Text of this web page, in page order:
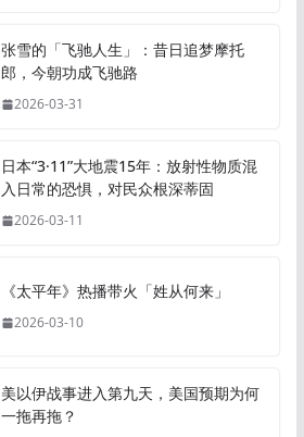
张雪的「飞驰人生」：昔日追梦摩托
郎，今朝功成飞驰路
2026-03-31
日本“3·11”大地震15年：放射性物质混
入日常的恐惧，对民众根深蒂固
2026-03-11
《太平年》热播带火「姓从何来」
2026-03-10
美以伊战事进入第九天，美国预期为何
一拖再拖？